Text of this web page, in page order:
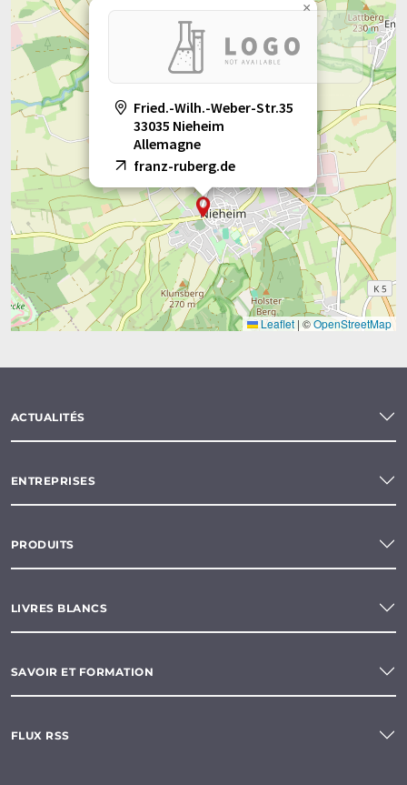
Fried.-Wilh.-Weber-Str.35
33035 Nieheim
Allemagne
franz-ruberg.de
×
Leaflet | ©OpenStreetMap
ACTUALITÉS
ENTREPRISES
PRODUITS
LIVRES BLANCS
SAVOIR ET FORMATION
FLUX RSS